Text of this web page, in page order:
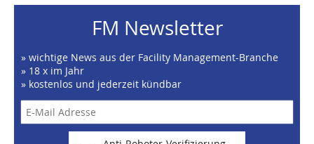
FM Newsletter
» wichtige News aus der Facility Management-Branche
» 18 x im Jahr
» kostenlos und jederzeit kündbar